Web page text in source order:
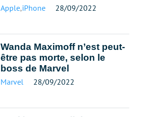
Apple,iPhone 28/09/2022
Wanda Maximoff n’est peut-
être pas morte, selon le
boss de Marvel
Marvel 28/09/2022